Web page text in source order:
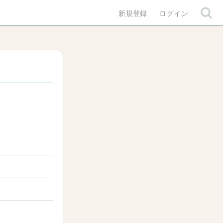
新規登録 ログイン